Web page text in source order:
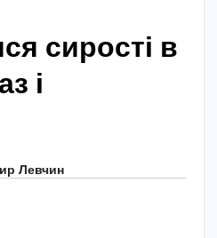
сирості в
і
Левчин